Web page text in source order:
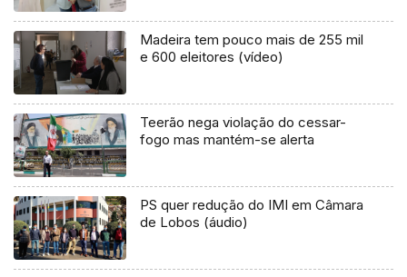
Madeira tem pouco mais de 255 mil
e 600 eleitores (vídeo)
Teerão nega violação do cessar-
fogo mas mantém-se alerta
PS quer redução do IMI em Câmara
de Lobos (áudio)